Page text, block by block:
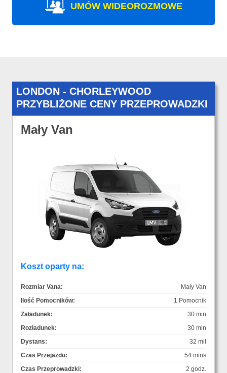
UMÓW WIDEOROZMOWE
LONDON - CHORLEYWOOD
PRZYBLIŻONE CENY PRZEPROWADZKI
Mały Van
Koszt oparty na:
Rozmiar Vana:
Mały Van
Ilość Pomocników:
1 Pomocnik
Załadunek:
30 min
Rozładunek:
30 min
Dystans:
32 mil
Czas Przejazdu:
54 mins
Czas Przeprowadzki:
2 godz.